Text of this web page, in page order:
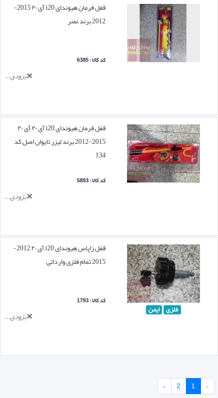
قفل فرمان هیوندای i20 آی ۲۰ 2015-
2012 برند نصر
کد کالا : 6385
بزودی...
قفل فرمان هیوندای i20 آی ۲۰ آی ۲۰
2015-2012 برند لیزر تایوان اصل کد
134
کد کالا : 5893
بزودی...
فلزی ایمن
قفل زاپاس هیوندای i20 آی ۲۰ 2012-
2015 تمام فلزی وارداتی
کد کالا : 1793
بزودی...
‹
1
2
›